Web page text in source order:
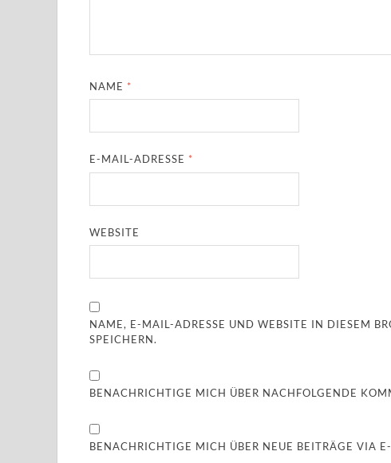
NAME *
E-MAIL-ADRESSE *
WEBSITE
NAME, E-MAIL-ADRESSE UND WEBSITE IN DIESEM
SPEICHERN.
BENACHRICHTIGE MICH ÜBER NACHFOLGENDE
BENACHRICHTIGE MICH ÜBER NEUE BEITRÄGE VIA